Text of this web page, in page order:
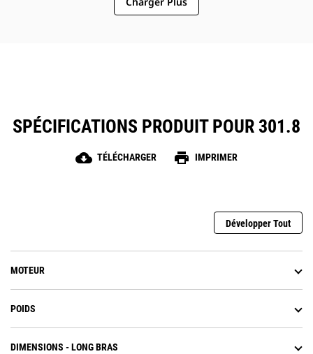
SPÉCIFICATIONS PRODUIT POUR 301.8
cloud_download TÉLÉCHARGER print IMPRIMER
Développer Tout
MOTEUR
POIDS
DIMENSIONS - LONG BRAS